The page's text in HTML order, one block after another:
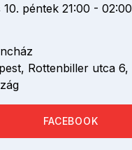
péntek 21:00 - 02:00
Rottenbiller utca 6,
FACEBOOK